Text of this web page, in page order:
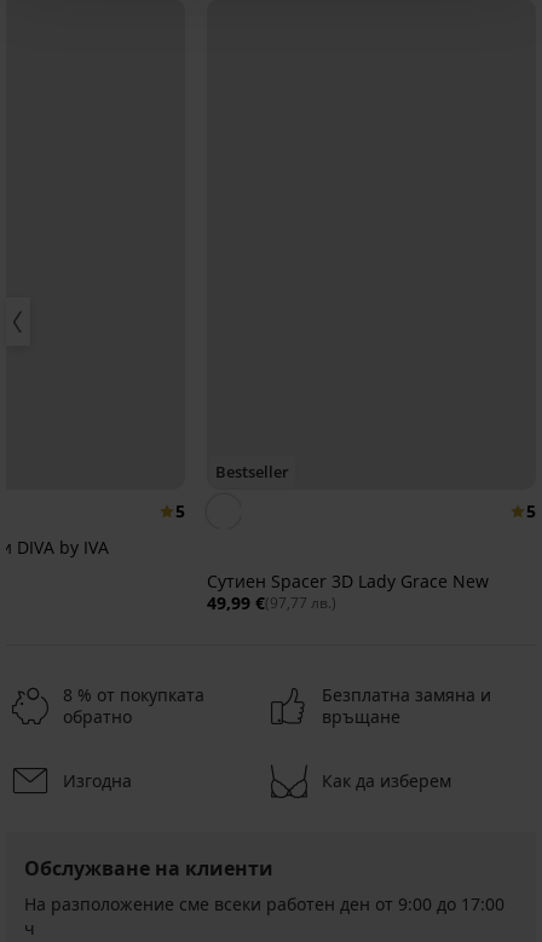
5
DIVA by IVA
Bestseller
5
Сутиен Spacer 3D Lady Grace New
49,99 €(97,77 лв.)
8 % от покупката
обратно
Безплатна замяна и
връщане
Изгодна Как да изберем
Обслужване на клиенти
На разположение сме всеки работен ден от 9:00 до 17:00
ч